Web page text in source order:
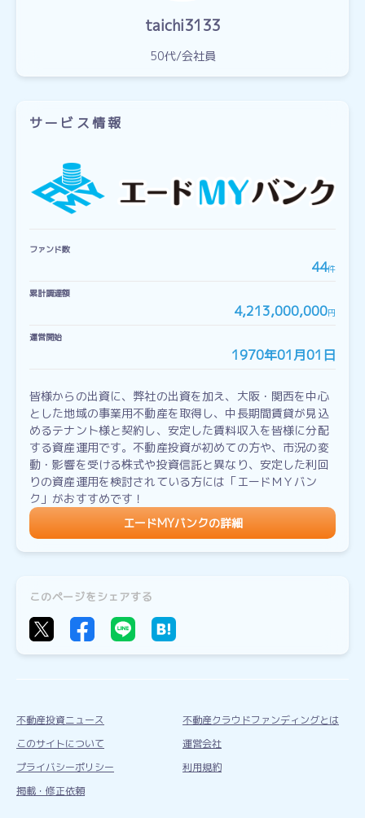
taichi3133
50代 会社員
サービス情報
ファンド数
44件
累計調達額
4,213,000,000円
運営開始
1970年01月01日
皆様からの出資に、弊社の出資を加え、大阪・関西を中心
とした地域の事業用不動産を取得し、中長期間賃貸が見込
めるテナント様と契約し、安定した賃料収入を皆様に分配
する資産運用です。不動産投資が初めての方や、市況の変
動・影響を受ける株式や投資信託と異なり、安定した利回
りの資産運用を検討されている方には「エードＭＹバン
ク」がおすすめです！
エードMYバンクの詳細
このページをシェアする
不動産投資ニュース
不動産クラウドファンディングとは
このサイトについて
運営会社
プライバシーポリシー
利用規約
掲載・修正依頼